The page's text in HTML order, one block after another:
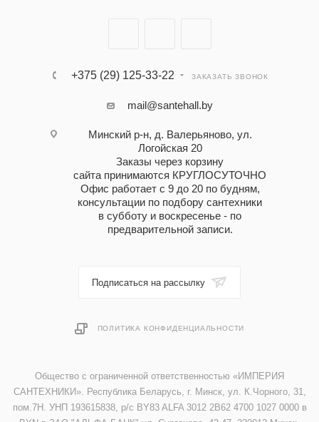
+375 (29) 125-33-22 ЗАКАЗАТЬ ЗВОНОК
mail@santehall.by
Минский р-н, д. Валерьяново, ул.
Логойская 20
Заказы через корзину
сайта принимаются КРУГЛОСУТОЧНО
Офис работает с 9 до 20 по будням,
консультации по подбору сантехники
в субботу и воскресенье - по
предварительной записи.
Подписаться на рассылку
ПОЛИТИКА КОНФИДЕНЦИАЛЬНОСТИ
Общество с ограниченной ответственностью «ИМПЕРИЯ
САНТЕХНИКИ». Республика Беларусь, г. Минск, ул. К.Чорного, 31,
пом.7Н. УНП 193615838, р/с BY83 ALFA 3012 2B62 4700 1027 0000 в